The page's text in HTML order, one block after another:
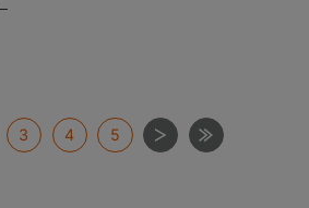
3 4 5